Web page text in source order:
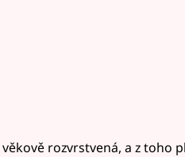
rozvrstvená, a z toho